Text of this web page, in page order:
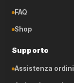
FAQ
Shop
Supporto
Assistenza ordini